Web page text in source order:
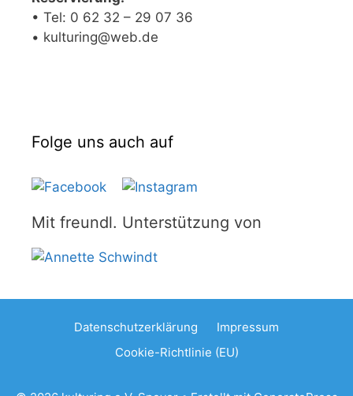
• Tel: 0 62 32 – 29 07 36
• kulturing@web.de
Folge uns auch auf
Mit freundl. Unterstützung von
Datenschutzerklärung
Impressum
Cookie-Richtlinie (EU)